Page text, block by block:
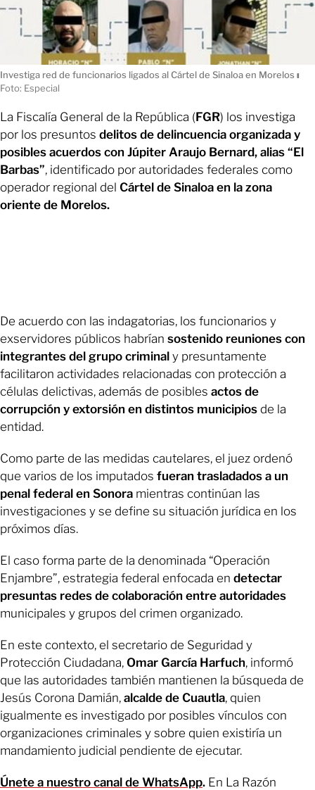
Investiga red de funcionarios ligados al Cártel de Sinaloa en Morelos ı
Foto: Especial
La Fiscalía General de la República (FGR) los investiga
por los presuntos delitos de delincuencia organizada y
posibles acuerdos con Júpiter Araujo Bernard, alias “El
Barbas”, identificado por autoridades federales como
operador regional del Cártel de Sinaloa en la zona
oriente de Morelos.
De acuerdo con las indagatorias, los funcionarios y
exservidores públicos habrían sostenido reuniones con
integrantes del grupo criminal y presuntamente
facilitaron actividades relacionadas con protección a
células delictivas, además de posibles actos de
corrupción y extorsión en distintos municipios de la
entidad.
Como parte de las medidas cautelares, el juez ordenó
que varios de los imputados fueran trasladados a un
penal federal en Sonora mientras continúan las
investigaciones y se define su situación jurídica en los
próximos días.
El caso forma parte de la denominada “Operación
Enjambre”, estrategia federal enfocada en detectar
presuntas redes de colaboración entre autoridades
municipales y grupos del crimen organizado.
En este contexto, el secretario de Seguridad y
Protección Ciudadana, Omar García Harfuch, informó
que las autoridades también mantienen la búsqueda de
Jesús Corona Damián, alcalde de Cuautla, quien
igualmente es investigado por posibles vínculos con
organizaciones criminales y sobre quien existiría un
mandamiento judicial pendiente de ejecutar.
Únete a nuestro canal de WhatsApp. En La Razón